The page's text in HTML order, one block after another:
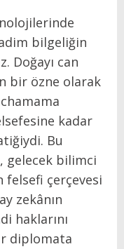
bilgeliğin
Doğayı can
bir özne olarak
kadar
Bu
gelecek bilimci
felsefi çerçevesi
zekânın
haklarını
diplomata